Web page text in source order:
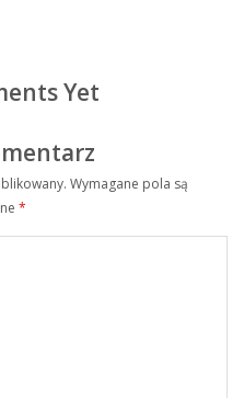
Yet
Wymagane pola są
*